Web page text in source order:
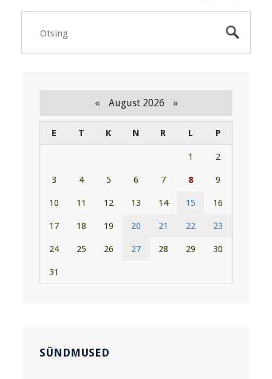
« August 2026 »
E T K N R L P
1 2
3 4 5 6 7 8 9
10 11 12 13 14 15 16
17 18 19 20 21 22 23
24 25 26 27 28 29 30
31
SÜNDMUSED